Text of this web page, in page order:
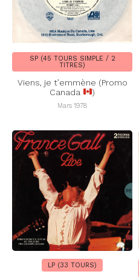
SP (45 TOURS SIMPLE / 2
TITRES)
Viens, je t’emmène (Promo
Canada
)
Mars 1978
LP (33 TOURS)